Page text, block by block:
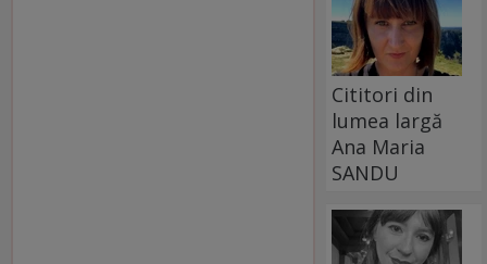
Cititori din
lumea largă
Ana Maria
SANDU